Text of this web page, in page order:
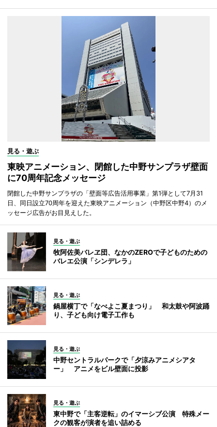
見る・遊ぶ
東映アニメーション、閉館した中野サンプラザ壁面
に70周年記念メッセージ
閉館した中野サンプラザの「壁面等広告活用事業」第1弾として7月31
日、同日設立70周年を迎えた東映アニメーション（中野区中野4）のメ
ッセージ広告がお目見えした。
見る・遊ぶ
牧阿佐美バレヱ団、なかのZEROで子どものための
バレエ公演「シンデレラ」
見る・遊ぶ
鍋屋横丁で「なべよこ夏まつり」 和太鼓や阿波踊
り、子ども向け電子工作も
見る・遊ぶ
中野セントラルパークで「夕涼みアニメシアタ
ー」 アニメをビル壁面に投影
見る・遊ぶ
東中野で「主客逆転」のイマーシブ公演 特殊メー
クの観客が演者を追い詰める